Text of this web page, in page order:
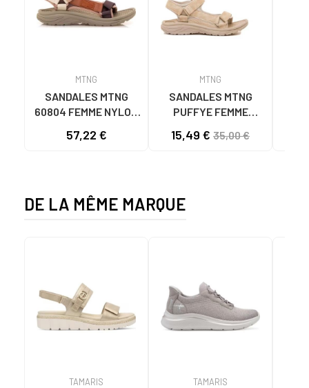
MTNG
SANDALES MTNG
60804 FEMME NYLON
TAUPE C59615 - -
57,22 €
MTNG
SANDALES MTNG
PUFFYE FEMME
C60056 C60056 -
15,49 € 35,00 €
DE LA MÊME MARQUE
TAMARIS TAMARIS